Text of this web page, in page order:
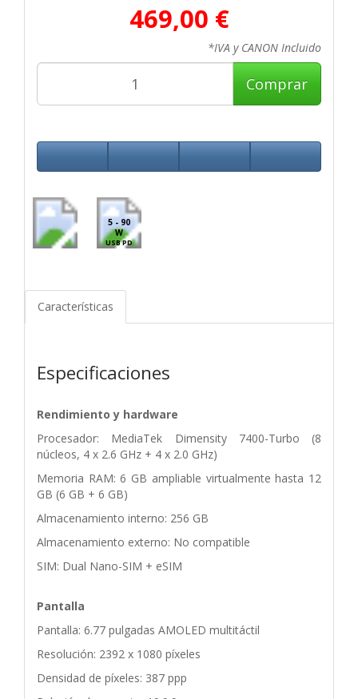
469,00 €
*IVA y CANON Incluido
Comprar
5 - 90
W
USB PD
Características
Especificaciones
Rendimiento y hardware
Procesador: MediaTek Dimensity 7400-Turbo (8
núcleos, 4 x 2.6 GHz + 4 x 2.0 GHz)
Memoria RAM: 6 GB ampliable virtualmente hasta 12
GB (6 GB + 6 GB)
Almacenamiento interno: 256 GB
Almacenamiento externo: No compatible
SIM: Dual Nano-SIM + eSIM
Pantalla
Pantalla: 6.77 pulgadas AMOLED multitáctil
Resolución: 2392 x 1080 píxeles
Densidad de píxeles: 387 ppp